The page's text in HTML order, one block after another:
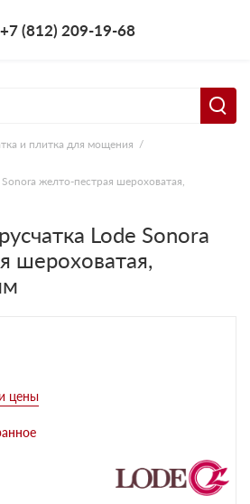
+7 (812) 209-19-68
и плитка для мощения
желто-пестрая шероxоватая,
Lode Sonora
шероxоватая,